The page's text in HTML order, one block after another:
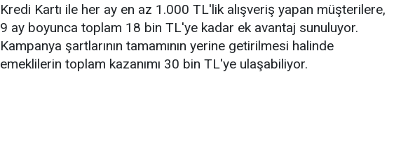
Kredi Kartı ile her ay en az 1.000 TL'lik alışveriş yapan müşterilere,
9 ay boyunca toplam 18 bin TL'ye kadar ek avantaj sunuluyor.
Kampanya şartlarının tamamının yerine getirilmesi halinde
emeklilerin toplam kazanımı 30 bin TL'ye ulaşabiliyor.